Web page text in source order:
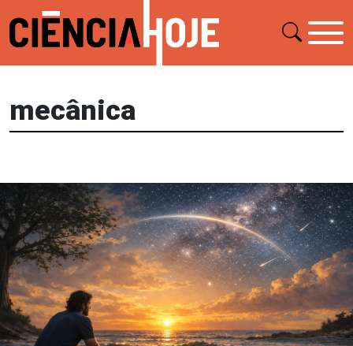
mecânica